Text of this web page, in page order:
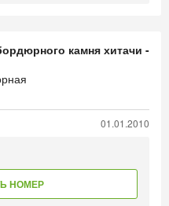
камня хитачи -
01.01.2010
НОМЕР